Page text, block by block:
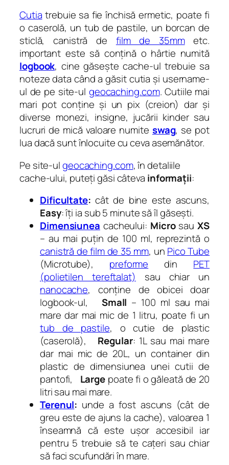
Cutia trebuie sa fie închisă ermetic, poate fi
o caserolă, un tub de pastile, un borcan de
sticlă, canistră de film de 35mmetc.
important este să conțină o hârtie numită
logbook, cine găsește cache-ul trebuie sa
noteze data când a găsit cutia și username-
ul de pe site-ul geocaching.com. Cutiile mai
mari pot conține și un pix (creion) dar și
diverse monezi, insigne, jucării kinder sau
lucruri de mică valoare numite swag, se pot
lua dacă sunt înlocuite cu ceva asemănător.
Pe site-ulgeocaching.com, în detaliile
cache-ului, puteți găsi câteva informații:
Dificultate:cât de bine este ascuns,
Easy: îți ia sub 5 minute să îl găsești.
Dimensiunea cacheului: Micro sauXS
– au mai puțin de 100 ml, reprezintă o
canistră de film de 35 mm, un Pico Tube
(Microtube), preforme din PET
(polietilen tereftalat) sau chiar un
nanocache, conține de obicei doar
logbook-ul, Small – 100 ml sau mai
mare dar mai mic de 1 litru, poate fi un
tub de pastile, o cutie de plastic
(caserolă), Regular: 1L sau mai mare
dar mai mic de 20L, un container din
plastic de dimensiunea unei cutii de
pantofi, Large poate fi o găleată de 20
litri sau mai mare.
Terenul: unde a fost ascuns (cât de
greu este de ajuns la cache), valoarea 1
înseamnă că este ușor accesibil iar
pentru 5 trebuie să te cațeri sau chiar
să faci scufundări în mare.